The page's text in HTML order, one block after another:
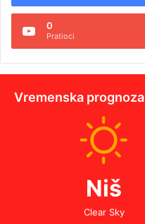
0
Pratioci
Vremenska prognoza
Niš
Clear Sky